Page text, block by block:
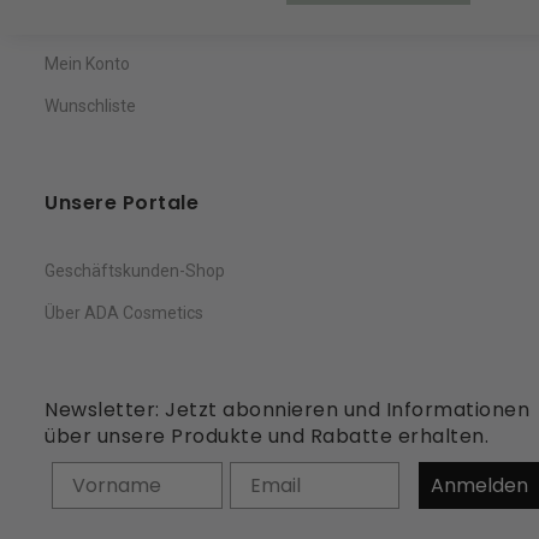
Mein Konto
Wunschliste
Unsere Portale
Geschäftskunden-Shop
Über ADA Cosmetics
Newsletter: Jetzt abonnieren und Informationen
über unsere Produkte und Rabatte erhalten.
Vorname
Anmelden